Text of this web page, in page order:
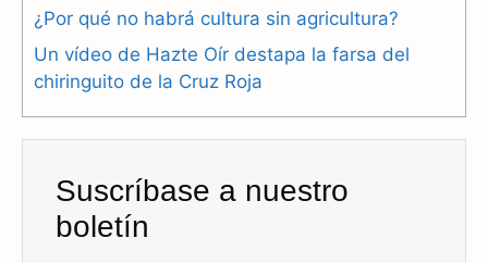
k
m
p
¿Por qué no habrá cultura sin agricultura?
Un vídeo de Hazte Oír destapa la farsa del
chiringuito de la Cruz Roja
Suscríbase a nuestro
boletín